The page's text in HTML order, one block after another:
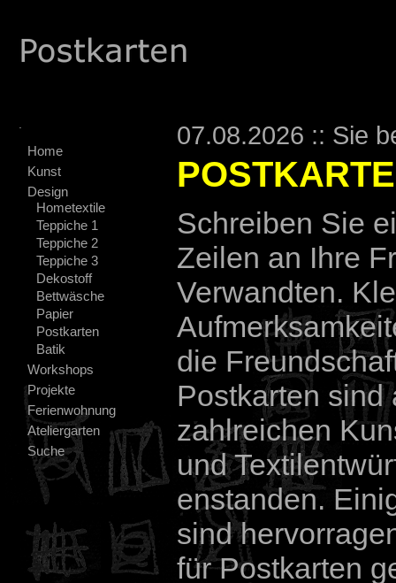
Home
Kunst
Design
Hometextile
Teppiche 1
Teppiche 2
Teppiche 3
Dekostoff
Bettwäsche
Papier
Postkarten
Batik
Workshops
Projekte
Ferienwohnung
Ateliergarten
Suche
07.08.2026 :: Sie
Schreiben Sie
Zeilen an Ihre
Verwandten.
die
Postkarten sind
zahlreichen
und
enstanden.
sind
für Postkarten